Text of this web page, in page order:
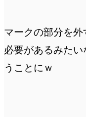
マークの部分を
必要があるみた
うことにｗ